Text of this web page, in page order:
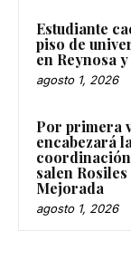
Estudiante
piso de
en Reynosa
agosto 1, 2026
Por primera
encabezará la
coordinación
salen Rosiles
Mejorada
agosto 1, 2026